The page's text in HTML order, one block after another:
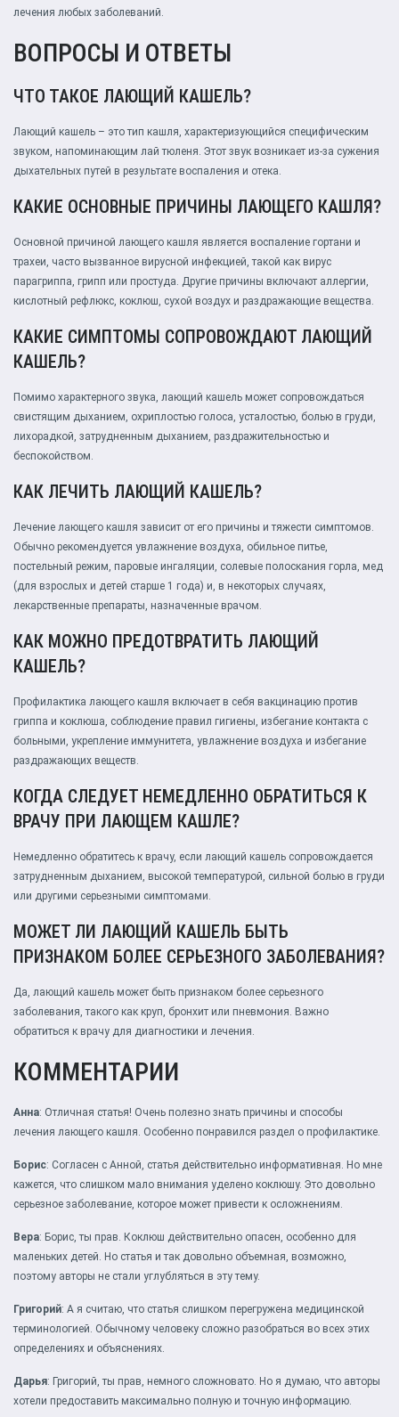
лечения любых заболеваний.
ВОПРОСЫ И ОТВЕТЫ
ЧТО ТАКОЕ ЛАЮЩИЙ КАШЕЛЬ?
Лающий кашель – это тип кашля, характеризующийся специфическим
звуком, напоминающим лай тюленя. Этот звук возникает из-за сужения
дыхательных путей в результате воспаления и отека.
КАКИЕ ОСНОВНЫЕ ПРИЧИНЫ ЛАЮЩЕГО КАШЛЯ?
Основной причиной лающего кашля является воспаление гортани и
трахеи, часто вызванное вирусной инфекцией, такой как вирус
парагриппа, грипп или простуда. Другие причины включают аллергии,
кислотный рефлюкс, коклюш, сухой воздух и раздражающие вещества.
КАКИЕ СИМПТОМЫ СОПРОВОЖДАЮТ ЛАЮЩИЙ
КАШЕЛЬ?
Помимо характерного звука, лающий кашель может сопровождаться
свистящим дыханием, охриплостью голоса, усталостью, болью в груди,
лихорадкой, затрудненным дыханием, раздражительностью и
беспокойством.
КАК ЛЕЧИТЬ ЛАЮЩИЙ КАШЕЛЬ?
Лечение лающего кашля зависит от его причины и тяжести симптомов.
Обычно рекомендуется увлажнение воздуха, обильное питье,
постельный режим, паровые ингаляции, солевые полоскания горла, мед
(для взрослых и детей старше 1 года) и, в некоторых случаях,
лекарственные препараты, назначенные врачом.
КАК МОЖНО ПРЕДОТВРАТИТЬ ЛАЮЩИЙ
КАШЕЛЬ?
Профилактика лающего кашля включает в себя вакцинацию против
гриппа и коклюша, соблюдение правил гигиены, избегание контакта с
больными, укрепление иммунитета, увлажнение воздуха и избегание
раздражающих веществ.
КОГДА СЛЕДУЕТ НЕМЕДЛЕННО ОБРАТИТЬСЯ К
ВРАЧУ ПРИ ЛАЮЩЕМ КАШЛЕ?
Немедленно обратитесь к врачу, если лающий кашель сопровождается
затрудненным дыханием, высокой температурой, сильной болью в груди
или другими серьезными симптомами.
МОЖЕТ ЛИ ЛАЮЩИЙ КАШЕЛЬ БЫТЬ
ПРИЗНАКОМ БОЛЕЕ СЕРЬЕЗНОГО ЗАБОЛЕВАНИЯ?
Да, лающий кашель может быть признаком более серьезного
заболевания, такого как круп, бронхит или пневмония. Важно
обратиться к врачу для диагностики и лечения.
КОММЕНТАРИИ
Анна: Отличная статья! Очень полезно знать причины и способы
лечения лающего кашля. Особенно понравился раздел о профилактике.
Борис: Согласен с Анной, статья действительно информативная. Но мне
кажется, что слишком мало внимания уделено коклюшу. Это довольно
серьезное заболевание, которое может привести к осложнениям.
Вера: Борис, ты прав. Коклюш действительно опасен, особенно для
маленьких детей. Но статья и так довольно объемная, возможно,
поэтому авторы не стали углубляться в эту тему.
Григорий: А я считаю, что статья слишком перегружена медицинской
терминологией. Обычному человеку сложно разобраться во всех этих
определениях и объяснениях.
Дарья: Григорий, ты прав, немного сложновато. Но я думаю, что авторы
хотели предоставить максимально полную и точную информацию.